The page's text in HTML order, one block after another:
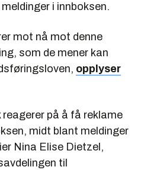
i innboksen.
mot nå mot denne
som de mener kan
opplyser
på å få reklame
midt blant meldinger
Nina Elise Dietzel,
til